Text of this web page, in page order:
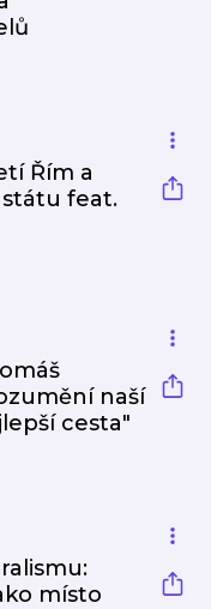
Řím a
feat.
naší
cesta"
místo